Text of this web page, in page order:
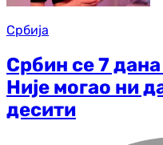
Србија
Србин се 7
Није могао ни
десити